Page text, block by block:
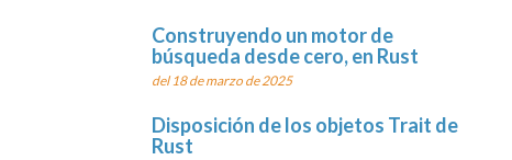
Construyendo un motor de
búsqueda desde cero, en Rust
del 18 de marzo de 2025
Disposición de los objetos Trait de
Rust